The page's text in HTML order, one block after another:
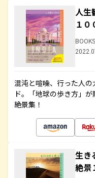
人生
１０
混沌と喧噪、行った人
ド。「地球の歩き方」
絶景集！
生き
絶景